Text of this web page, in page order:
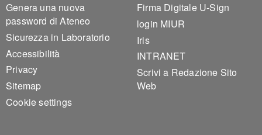
Genera una nuova
password di Ateneo
Sicurezza in Laboratorio
Accessibilità
Privacy
Sitemap
Cookie settings
Firma Digitale U-Sign
login MIUR
Iris
INTRANET
Scrivi a Redazione Sito
Web